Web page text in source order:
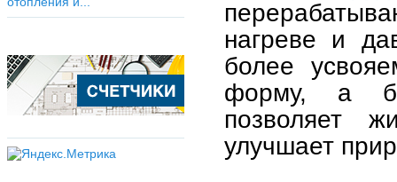
нагреве и
более
форму, а
позволяет
улучшает